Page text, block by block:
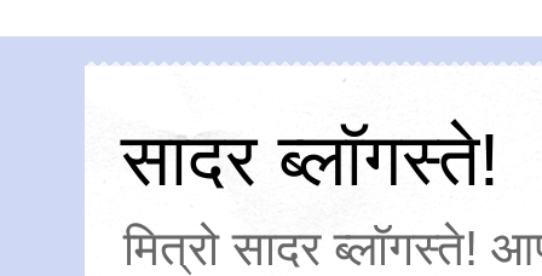
सादर ब्लॉगस्ते!
मित्रो सादर ब्लॉगस्ते!